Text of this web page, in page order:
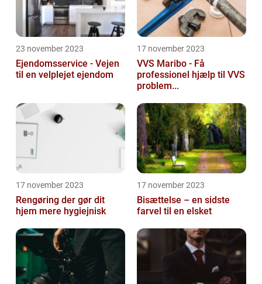
23 november 2023
Ejendomsservice - Vejen
til en velplejet ejendom
17 november 2023
VVS Maribo - Få
professionel hjælp til VVS
problem...
17 november 2023
Rengøring der gør dit
hjem mere hygiejnisk
17 november 2023
Bisættelse – en sidste
farvel til en elsket